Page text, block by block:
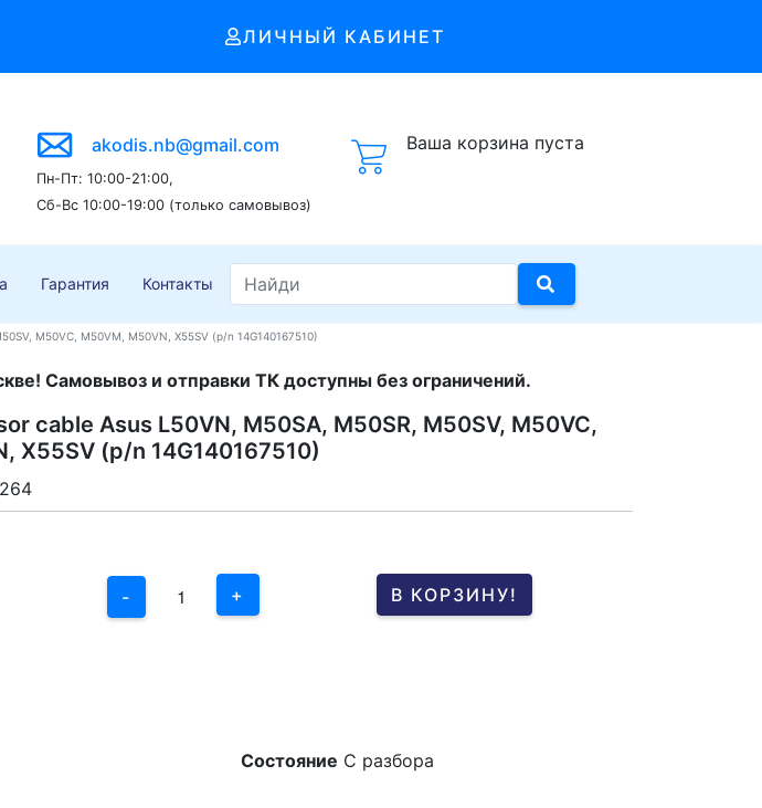
ЛИЧНЫЙ КАБИНЕТ
akodis.nb@gmail.com
Пн-Пт: 10:00-21:00,
Сб-Вс 10:00-19:00 (только самовывоз)
Ваша корзина пуста
Гарантия Контакты
M50VC, M50VM, M50VN, X55SV (p/n 14G140167510)
Самовывоз и отправки ТК доступны без ограничений.
cable Asus L50VN, M50SA, M50SR, M50SV, M50VC,
X55SV (p/n 14G140167510)
-
3
1
+ В КОРЗИНУ!
Состояние С разбора